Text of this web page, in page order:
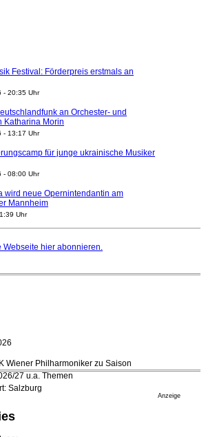
Festival: Förderpreis erstmals an
- 20:35 Uhr
an Orchester- und
Katharina Morin
- 13:17 Uhr
für junge ukrainische Musiker
- 08:00 Uhr
wird neue Opernintendantin am
Mannheim
Uhr
Heilbronn: Chefdirigent Risto Joost
vertriebener jüdischer
Uhr
Uhr
Webseite hier abonnieren.
Wiener Philharmoniker zu Saison
27 u.a. Themen
Salzburg
Anzeige